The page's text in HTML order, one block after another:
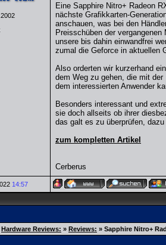
Eine Sapphire Nitro+ Radeon
nächste Grafikkarten-
anschauen, was bei den
Preisschüben der
unsere bis dahin einwandfrei
zumal die Geforce in aktuellen
Also orderten wir kurzerhand
dem Weg zu gehen, die mit
dem interessierten Anwender
Besonders interessant und
sie doch allseits ob ihrer
das galt es zu überprüfen,
zum kompletten Artikel
Cerberus
14:57
Hardware Reviews: » Reviews: » Sapphire Nitro+